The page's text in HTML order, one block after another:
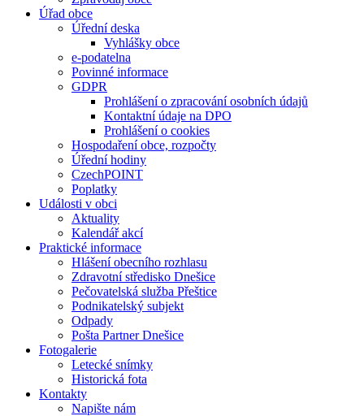
Úřad obce
Úřední deska
Vyhlášky obce
e-podatelna
Povinné informace
GDPR
Prohlášení o zpracování osobních údajů
Kontaktní údaje na DPO
Prohlášení o cookies
Hospodaření obce, rozpočty
Úřední hodiny
CzechPOINT
Poplatky
Události v obci
Aktuality
Kalendář akcí
Praktické informace
Hlášení obecního rozhlasu
Zdravotní středisko Dnešice
Pečovatelská služba Přeštice
Podnikatelský subjekt
Odpady
Pošta Partner Dnešice
Fotogalerie
Letecké snímky
Historická fota
Kontakty
Napište nám